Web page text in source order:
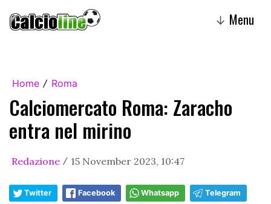
↓ Menu
Home / Roma
Calciomercato Roma: Zaracho
entra nel mirino
Redazione / 15 November 2023, 10:47
Twitter Facebook Whatsapp Telegram